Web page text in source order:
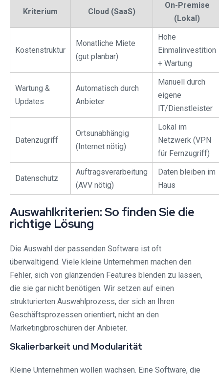
Kriterium Cloud (SaaS)
On-Premise
(Lokal)
Kostenstruktur
Monatliche Miete
(gut planbar)
Hohe
Einmalinvestition
+ Wartung
Wartung &
Updates
Automatisch durch
Anbieter
Manuell durch
eigene
IT/Dienstleister
Datenzugriff
Ortsunabhängig
(Internet nötig)
Lokal im
Netzwerk (VPN
für Fernzugriff)
Datenschutz
Auftragsverarbeitung
(AVV nötig)
Daten bleiben im
Haus
Auswahlkriterien: So finden Sie die
richtige Lösung
Die Auswahl der passenden Software ist oft
überwältigend. Viele kleine Unternehmen machen den
Fehler, sich von glänzenden Features blenden zu lassen,
die sie gar nicht benötigen. Wir setzen auf einen
strukturierten Auswahlprozess, der sich an Ihren
Geschäftsprozessen orientiert, nicht an den
Marketingbroschüren der Anbieter.
Skalierbarkeit und Modularität
Kleine Unternehmen wollen wachsen. Eine Software, die